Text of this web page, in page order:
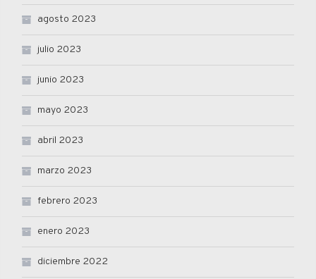
agosto 2023
julio 2023
junio 2023
mayo 2023
abril 2023
marzo 2023
febrero 2023
enero 2023
diciembre 2022